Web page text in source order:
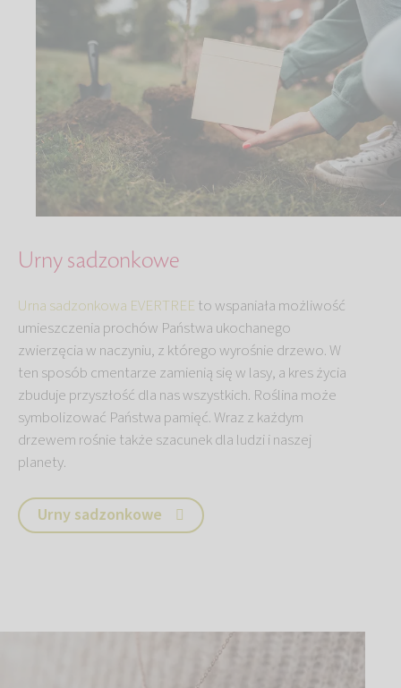
Urny sadzonkowe
Urna sadzonkowa EVERTREE to wspaniała możliwość
umieszczenia prochów Państwa ukochanego
zwierzęcia w naczyniu, z którego wyrośnie drzewo. W
ten sposób cmentarze zamienią się w lasy, a kres życia
zbuduje przyszłość dla nas wszystkich. Roślina może
symbolizować Państwa pamięć. Wraz z każdym
drzewem rośnie także szacunek dla ludzi i naszej
planety.
Urny sadzonkowe